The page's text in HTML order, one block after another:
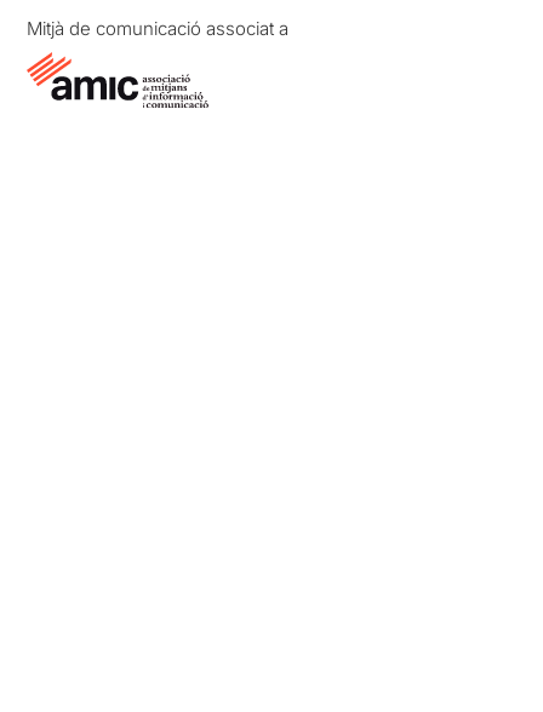
Mitjà de comunicació associat a